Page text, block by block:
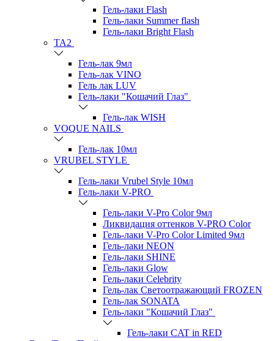
Гель-лаки Flash
Гель-лаки Summer flash
Гель-лаки Bright Flash
TA2
Гель-лак 9мл
Гель-лак VINO
Гель лак LUV
Гель-лаки "Кошачий Глаз"
Гель-лак WISH
VOQUE NAILS
Гель-лак 10мл
VRUBEL STYLE
Гель-лаки Vrubel Style 10мл
Гель-лаки V-PRO
Гель-лаки V-Pro Color 9мл
Ликвидация оттенков V-PRO Color
Гель-лаки V-Pro Color Limited 9мл
Гель-лаки NEON
Гель-лаки SHINE
Гель-лаки Glow
Гель-лаки Celebrity
Гель-лак Светоотражающий FROZEN
Гель-лак SONATA
Гель-лаки "Кошачий Глаз"
Гель-лаки CAT in RED